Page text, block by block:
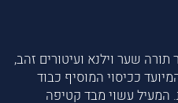
שער וילנא ועיטורים זהב,
ככיסוי המוסיף כבוד
המעיל עשוי מבד קטיפה